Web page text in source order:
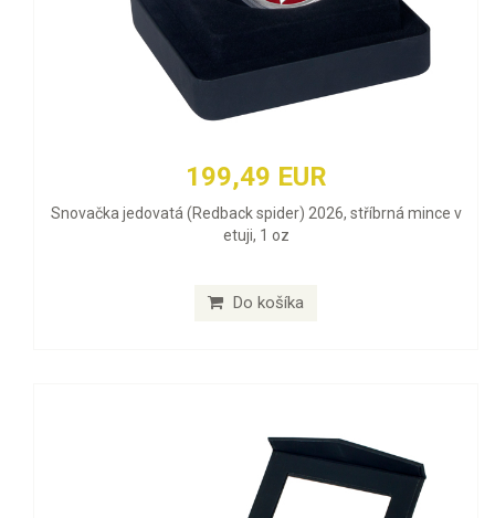
199,49 EUR
Snovačka jedovatá (Redback spider) 2026, stříbrná mince v
etuji, 1 oz
Do košíka